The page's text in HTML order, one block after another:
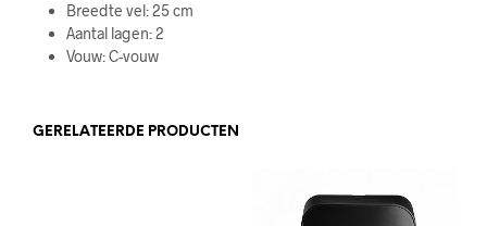
Breedte vel: 25 cm
Aantal lagen: 2
Vouw: C-vouw
GERELATEERDE PRODUCTEN